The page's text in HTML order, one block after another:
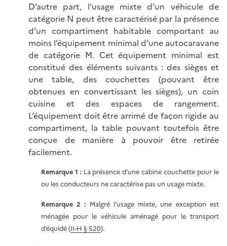
D’autre part, l’usage mixte d’un véhicule de
catégorie N peut être caractérisé par la présence
d’un compartiment habitable comportant au
moins l’équipement minimal d’une autocaravane
de catégorie M. Cet équipement minimal est
constitué des éléments suivants : des sièges et
une table, des couchettes (pouvant être
obtenues en convertissant les sièges), un coin
cuisine et des espaces de rangement.
L’équipement doit être arrimé de façon rigide au
compartiment, la table pouvant toutefois être
conçue de manière à pouvoir être retirée
facilement.
Remarque 1 :La présence d’une cabine couchette pour le
ou les conducteurs ne caractérise pas un usage mixte.
Remarque 2 : Malgré l’usage mixte, une exception est
ménagée pour le véhicule aménagé pour le transport
d’équidé (II-H § 520).